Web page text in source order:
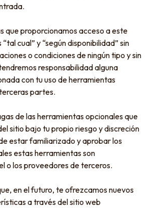
que proporcionamos acceso a este
cual” y “según disponibilidad” sin
o condiciones de ningún tipo y sin
responsabilidad alguna
con tu uso de herramientas
partes.
de las herramientas opcionales que
sitio bajo tu propio riesgo y discreción
estar familiarizado y aprobar los
estas herramientas son
o los proveedores de terceros.
en el futuro, te ofrezcamos nuevos
a través del sitio web